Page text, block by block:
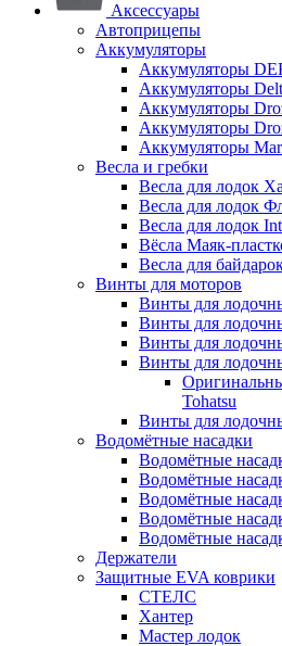
Аксессуары
Автоприцепы
Аккумуляторы
Аккумуляторы
Аккумуляторы
Аккумуляторы
Аккумуляторы
Аккумуляторы
Весла и гребки
Весла для лодок
Весла для лодок
Весла для лодок
Вёсла Маяк-
Весла для
Винты для моторов
Винты для
Винты для
Винты для
Винты для
Tohatsu
Винты для
Водомётные насадки
Водомётные
Водомётные
Водомётные
Водомётные
Водомётные
Держатели
Защитные EVA коврики
СТЕЛС
Хантер
Мастер лодок